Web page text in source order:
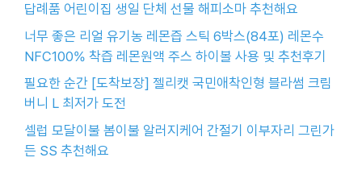
답례품 어린이집 생일 단체 선물 해피소마 추천해요
너무 좋은 리얼 유기농 레몬즙 스틱 6박스(84포) 레몬수
NFC100% 착즙 레몬원액 주스 하이볼 사용 및 추천후기
필요한 순간 [도착보장] 젤리캣 국민애착인형 블라썸 크림
버니 L 최저가 도전
셀럽 모달이불 봄이불 알러지케어 간절기 이부자리 그린가
든 SS 추천해요